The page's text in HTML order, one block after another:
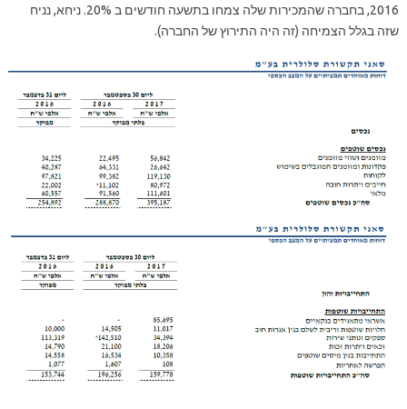
2016, בחברה שהמכירות שלה צמחו בתשעה חודשים ב 20%. ניחא, נניח
שזה בגלל הצמיחה (זה היה התירוץ של החברה).